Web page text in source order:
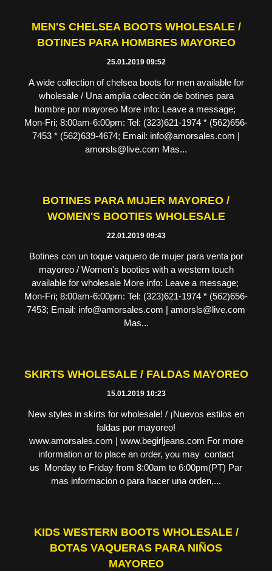
MEN'S CHELSEA BOOTS WHOLESALE /
BOTINES PARA HOMBRES MAYOREO
25.01.2019 09:52
A wide collection of chelsea boots for men available for
wholesale / Una amplia colección de botines para
hombre por mayoreo More info: Leave a message;
Mon-Fri; 8:00am-6:00pm: Tel: (323)621-1974 * (562)656-
7453 * (562)639-4674; Email: info@amorsales.com |
amorsls@live.com Mas...
BOTINES PARA MUJER MAYOREO /
WOMEN'S BOOTIES WHOLESALE
22.01.2019 09:43
Botines con un toque vaquero de mujer para venta por
mayoreo / Women's booties with a western touch
available for wholesale More info: Leave a message;
Mon-Fri; 8:00am-6:00pm: Tel: (323)621-1974 * (562)656-
7453; Email: info@amorsales.com | amorsls@live.com
Mas...
SKIRTS WHOLESALE / FALDAS MAYOREO
15.01.2019 10:23
New styles in skirts for wholesale! / ¡Nuevos estilos en
faldas por mayoreo!
www.amorsales.com | www.begirljeans.com For more
information or to place an order, you may contact
us Monday to Friday from 8:00am to 6:00pm(PT) Par
mas informacion o para hacer una orden,...
KIDS WESTERN BOOTS WHOLESALE /
BOTAS VAQUERAS PARA NIÑOS
MAYOREO